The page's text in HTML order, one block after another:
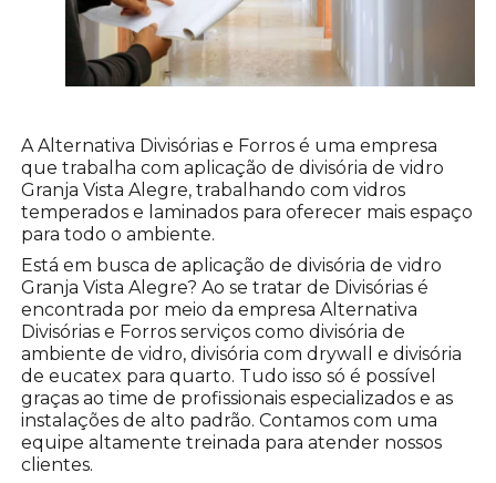
A Alternativa Divisórias e Forros é uma empresa
que trabalha com aplicação de divisória de vidro
Granja Vista Alegre, trabalhando com vidros
temperados e laminados para oferecer mais espaço
para todo o ambiente.
Está em busca de aplicação de divisória de vidro
Granja Vista Alegre? Ao se tratar de Divisórias é
encontrada por meio da empresa Alternativa
Divisórias e Forros serviços como divisória de
ambiente de vidro, divisória com drywall e divisória
de eucatex para quarto. Tudo isso só é possível
graças ao time de profissionais especializados e as
instalações de alto padrão. Contamos com uma
equipe altamente treinada para atender nossos
clientes.